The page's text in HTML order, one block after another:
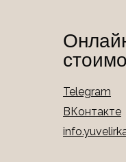
ВКонтакте
Telegram